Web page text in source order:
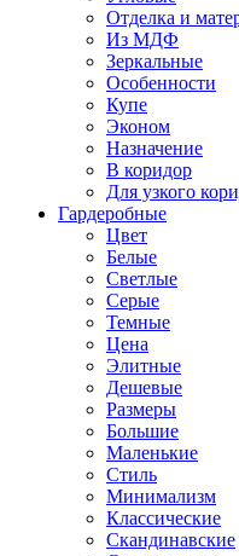
Отделка и
Из МДФ
Зеркальные
Особенности
Купе
Эконом
Назначение
В коридор
Для узкого
Гардеробные
Цвет
Белые
Светлые
Серые
Темные
Цена
Элитные
Дешевые
Размеры
Большие
Маленькие
Стиль
Минимализм
Классические
Скандинавские